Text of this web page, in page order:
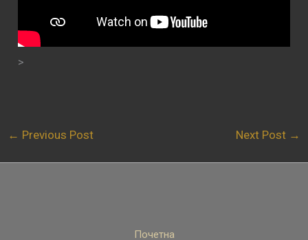
>
← Previous Post Next Post →
Почетна